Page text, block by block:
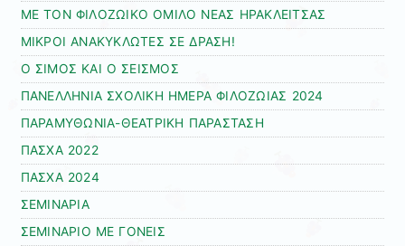
ΜΕ ΤΟΝ ΦΙΛΟΖΩΙΚΟ ΟΜΙΛΟ ΝΕΑΣ ΗΡΑΚΛΕΙΤΣΑΣ
ΜΙΚΡΟΙ ΑΝΑΚΥΚΛΩΤΕΣ ΣΕ ΔΡΑΣΗ!
Ο ΣΙΜΟΣ ΚΑΙ Ο ΣΕΙΣΜΟΣ
ΠΑΝΕΛΛΗΝΙΑ ΣΧΟΛΙΚΗ ΗΜΕΡΑ ΦΙΛΟΖΩΙΑΣ 2024
ΠΑΡΑΜΥΘΩΝΙΑ-ΘΕΑΤΡΙΚΗ ΠΑΡΑΣΤΑΣΗ
ΠΑΣΧΑ 2022
ΠΑΣΧΑ 2024
ΣΕΜΙΝΑΡΙΑ
ΣΕΜΙΝΑΡΙΟ ΜΕ ΓΟΝΕΙΣ